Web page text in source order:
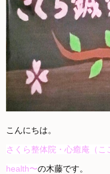
こんにちは。
さくら整体院・心癒庵（
health〜の木藤です。